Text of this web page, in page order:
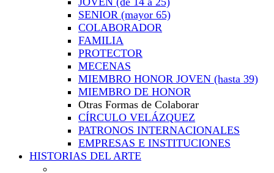
SENIOR (mayor 65)
COLABORADOR
FAMILIA
PROTECTOR
MECENAS
MIEMBRO HONOR JOVEN (hasta 39)
MIEMBRO DE HONOR
Otras Formas de Colaborar
CÍRCULO VELÁZQUEZ
PATRONOS INTERNACIONALES
EMPRESAS E INSTITUCIONES
HISTORIAS DEL ARTE